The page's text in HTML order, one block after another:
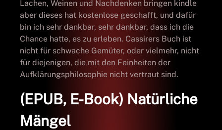
Lachen, Weinen und Nachdenken bringen kindle
aber dieses hat kostenlose geschafft, und dafür
bin ich sehr dankbar, sehr dankbar, dass ich die
Chance hatte, es zu erleben. Cassirers Buch ist
nicht für schwache Gemüter, oder vielmehr, nicht
für diejenigen, die mit den Feinheiten der
Aufklärungsphilosophie nicht vertraut sind.
(EPUB, E-Book) Natürliche
Mängel